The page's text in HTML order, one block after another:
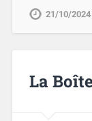
21/10/2024
La